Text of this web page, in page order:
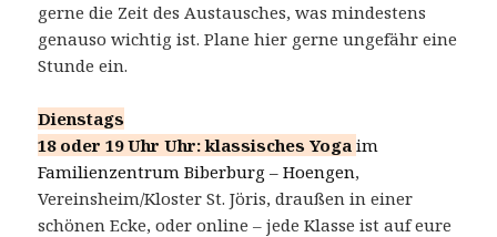
gerne die Zeit des Austausches, was mindestens
genauso wichtig ist. Plane hier gerne ungefähr eine
Stunde ein.
Dienstags
18 oder 19 Uhr Uhr: klassisches Yogaim
Familienzentrum Biberburg – Hoengen,
Vereinsheim/Kloster St. Jöris, draußen in einer
schönen Ecke, oder online – jede Klasse ist auf eure